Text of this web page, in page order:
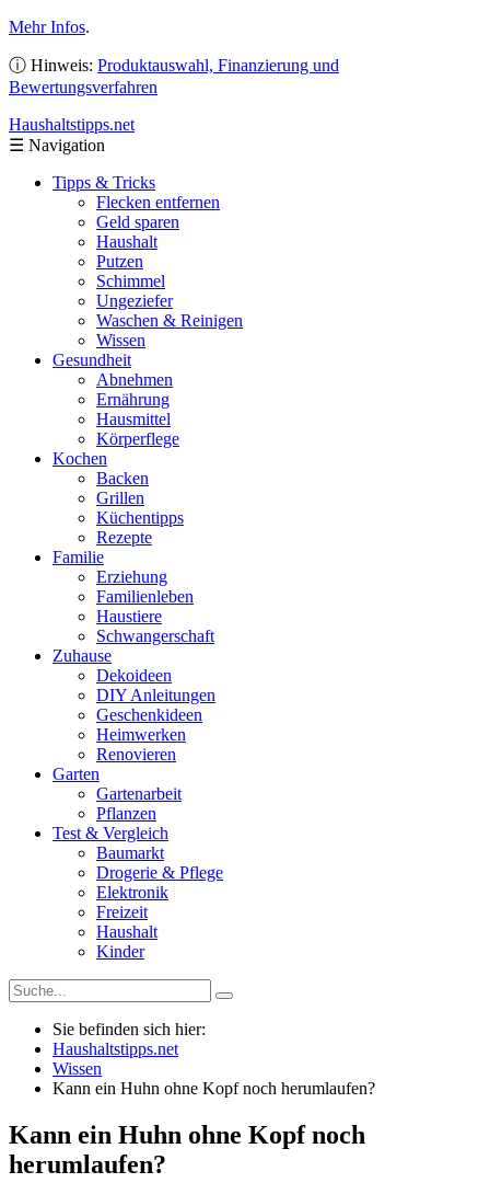
Mehr Infos.
ⓘ Hinweis: Produktauswahl, Finanzierung und
Bewertungsverfahren
Haushaltstipps.net
☰ Navigation
Tipps & Tricks
Flecken entfernen
Geld sparen
Haushalt
Putzen
Schimmel
Ungeziefer
Waschen & Reinigen
Wissen
Gesundheit
Abnehmen
Ernährung
Hausmittel
Körperflege
Kochen
Backen
Grillen
Küchentipps
Rezepte
Familie
Erziehung
Familienleben
Haustiere
Schwangerschaft
Zuhause
Dekoideen
DIY Anleitungen
Geschenkideen
Heimwerken
Renovieren
Garten
Gartenarbeit
Pflanzen
Test & Vergleich
Baumarkt
Drogerie & Pflege
Elektronik
Freizeit
Haushalt
Kinder
Sie befinden sich hier:
Haushaltstipps.net
Wissen
Kann ein Huhn ohne Kopf noch herumlaufen?
Kann ein Huhn ohne Kopf noch
herumlaufen?